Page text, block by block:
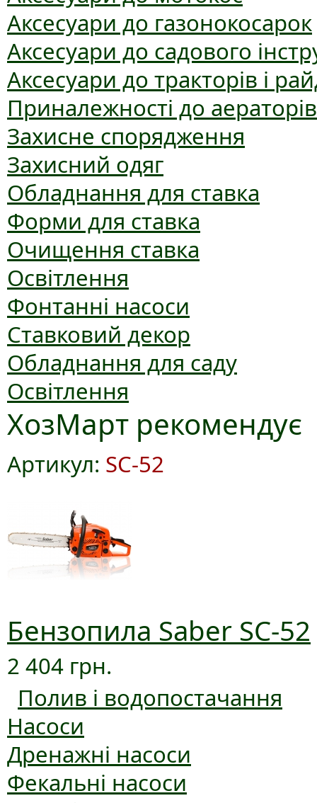
Аксесуари до газонокосарок
Аксесуари до садового
Аксесуари до тракторів і
Приналежності до аераторів
Захисне спорядження
Захисний одяг
Обладнання для ставка
Форми для ставка
Очищення ставка
Освітлення
Фонтанні насоси
Ставковий декор
Обладнання для саду
Освітлення
ХозМарт рекомендує
Артикул: SC-52
Бензопила Saber SC-52
2 404 грн.
Полив і водопостачання
Насоси
Дренажні насоси
Фекальні насоси